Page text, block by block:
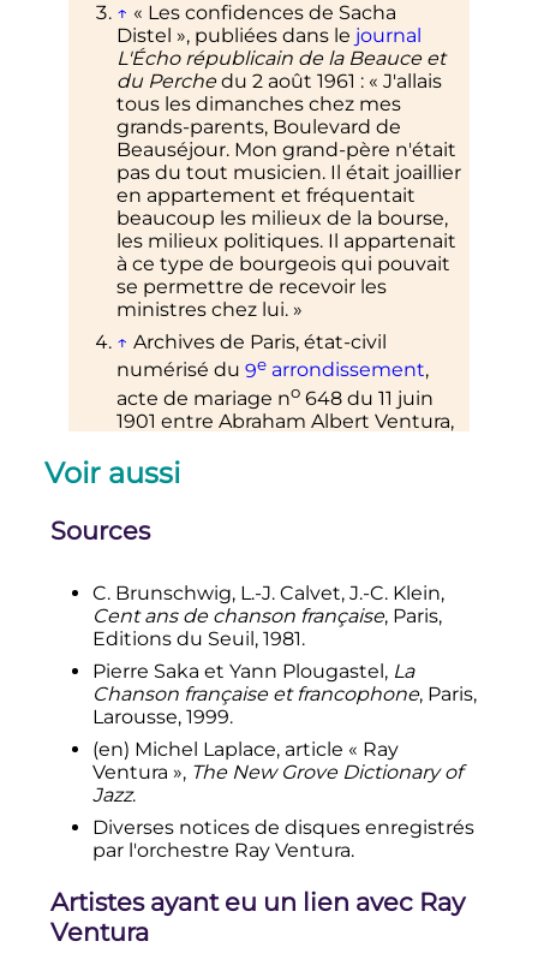
↑ « Les confidences de Sacha
Distel », publiées dans le journal
L'Écho républicain de la Beauce et
du Perchedu 2 août 1961 : « J'allais
tous les dimanches chez mes
grands-parents, Boulevard de
Beauséjour. Mon grand-père n'était
pas du tout musicien. Il était joaillier
en appartement et fréquentait
beaucoup les milieux de la bourse,
les milieux politiques. Il appartenait
à ce type de bourgeois qui pouvait
se permettre de recevoir les
ministres chez lui. »
↑ Archives de Paris, état-civil
numérisé du 9e arrondissement,
acte de mariage no 648 du 11 juin
1901 entre Abraham Albert Ventura,
novembre 1866
et Sarah-Alice Landauer, née le
↑Centenaire du lycée Molière.
p. 93.
↑Philippe Brunsurdata.bnf.fr
Guy Paquinet
↑« Tout va très bien Madame la
Marquise : fox-trot humoristique
Bibliothèques spécialisées de la
Ville de Paris (consulté le13 février 2018
↑Le principe thématique de
Tout
fait écho au passage XXVII,
Exemplum de Maimundo servo,
de Pierre Alphonse. Lire unextrait
(As anedotas do Negro Maimundo)
Voir aussi
Sources
C. Brunschwig, L.-J. Calvet, J.-C. Klein,
Cent ans de chanson française, Paris,
Editions du Seuil, 1981.
Pierre Saka et Yann Plougastel, La
Chanson française et francophone, Paris,
Larousse, 1999.
(en) Michel Laplace, article « Ray
Ventura », The New Grove Dictionary of
Jazz.
Diverses notices de disques enregistrés
par l'orchestre Ray Ventura.
Artistes ayant eu un lien avec Ray
Ventura